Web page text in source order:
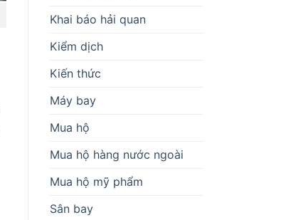
Khai báo hải quan
Kiểm dịch
Kiến thức
Máy bay
Mua hộ
Mua hộ hàng nước ngoài
Mua hộ mỹ phẩm
Sân bay